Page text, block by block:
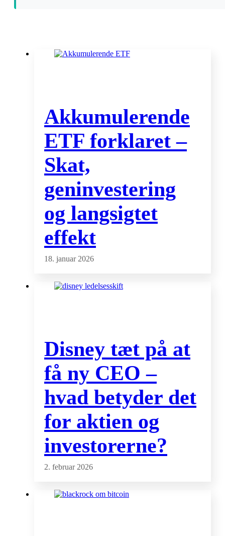
Akkumulerende
ETF forklaret –
Skat,
geninvestering
og langsigtet
effekt
18. januar 2026
Disney tæt på at
få ny CEO –
hvad betyder det
for aktien og
investorerne?
2. februar 2026